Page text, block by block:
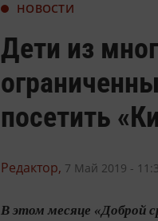
НОВОСТИ
Дети из
посетить
Редактор, 7 Май 2019 -
В этом месяце «Доброй